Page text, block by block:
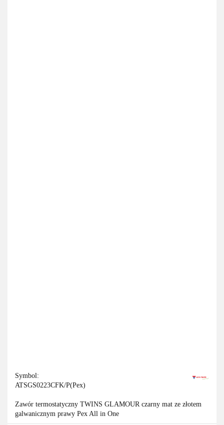
Symbol:
ATSGS0223CFK/P(Pex)
Zawór termostatyczny TWINS GLAMOUR czarny mat ze złotem
galwanicznym prawy Pex All in One